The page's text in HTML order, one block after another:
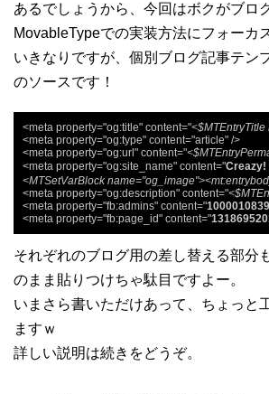
あるでしょうから、今回はボクがブロ
MovableTypeでの実装方法にフォーカ
いきなりですが、個別ブログ記事テン
のソースです！
<meta property="og:title" content="
<meta property="og:type" content="article" />
<meta property="og:url" content="
<meta property="og:site_name" content="Creazy!
<MTSetVarBlock
<meta property="og:description" content="
<meta property="fb:admins" content="
<meta property="fb:page_id" content="
それぞれのブログ用の差し替える部分
のまま貼りつけちゃ駄目ですよー。
いまさら書いただけあって、ちょっと
ますｗ
詳しい説明は続きをどうぞ。